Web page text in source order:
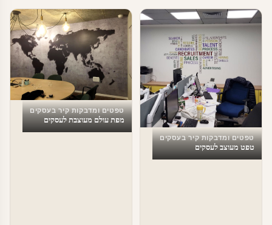
טפטים ומדבקות קיר בעסקים
טפט מעוצב לעסקים
טפטים ומדבקות קיר בעסקים
מפת עולם מעוצבת לעסקים